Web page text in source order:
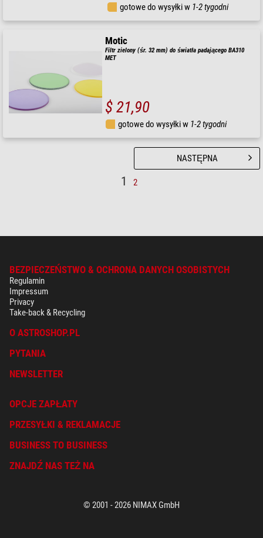
gotowe do wysyłki w 1-2 tygodni
Motic
Filtr zielony (śr. 32 mm) do światła padającego BA310
MET
$ 21,90
gotowe do wysyłki w 1-2 tygodni
1 2
NASTĘPNA
BEZPIECZEŃSTWO & OCHRONA DANYCH OSOBISTYCH
Regulamin
Impressum
Privacy
Take-back & Recycling
O ASTROSHOP.PL
PYTANIA
NEWSLETTER
OPCJE ZAPŁATY
PRZESYŁKI & REKLAMACJE
BUSINESS TO BUSINESS
ZNAJDŹ NAS TEŻ NA
© 2001 - 2026 NIMAX GmbH